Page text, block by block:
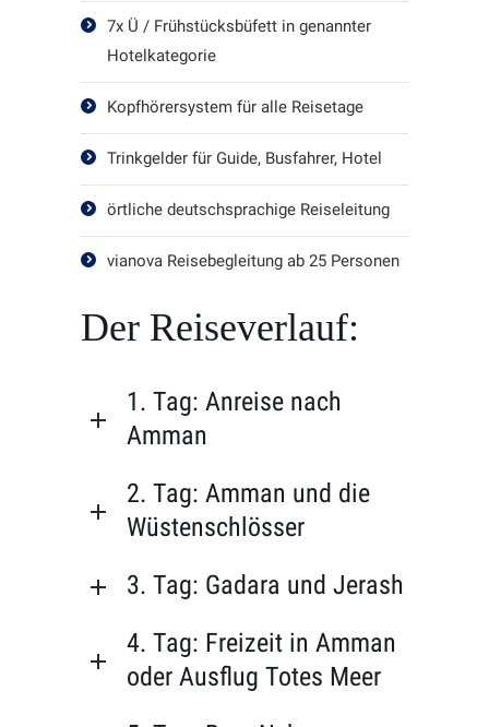
7x Ü / Frühstücksbüfett in genannter
Hotelkategorie
Kopfhörersystem für alle Reisetage
Trinkgelder für Guide, Busfahrer, Hotel
örtliche deutschsprachige Reiseleitung
vianova Reisebegleitung ab 25 Personen
Der Reiseverlauf:
1. Tag: Anreise nach
Amman
2. Tag: Amman und die
Wüstenschlösser
3. Tag: Gadara und Jerash
4. Tag: Freizeit in Amman
oder Ausflug Totes Meer